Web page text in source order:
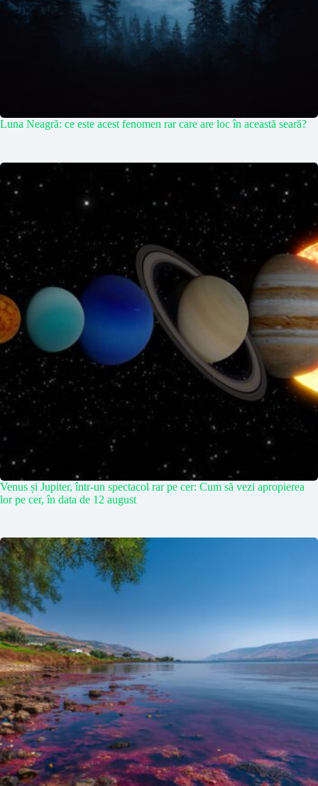
Luna Neagră: ce este acest fenomen rar care are loc în această seară?
Venus și Jupiter, într-un spectacol rar pe cer: Cum să vezi apropierea
lor pe cer, în data de 12 august